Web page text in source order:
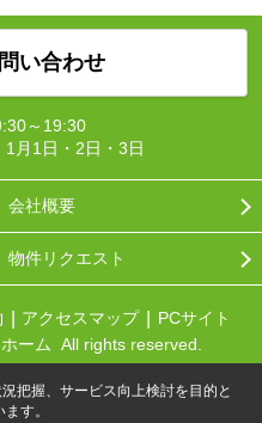
い合わせ
～19:30
1月1日・2日・3日
会社概要
物件リクエスト
アクセスマップ
PCサイト
ーム All rights reserved.
把握、サービス向上検討を目的と
す。